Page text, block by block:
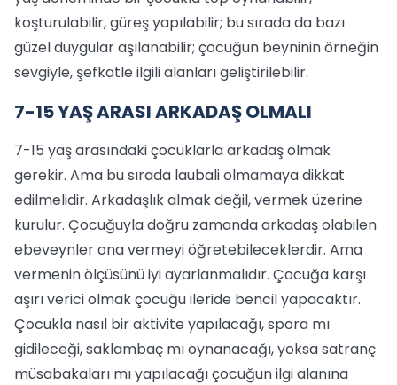
koşturulabilir, güreş yapılabilir; bu sırada da bazı
güzel duygular aşılanabilir; çocuğun beyninin örneğin
sevgiyle, şefkatle ilgili alanları geliştirilebilir.
7-15 YAŞ ARASI ARKADAŞ OLMALI
7-15 yaş arasındaki çocuklarla arkadaş olmak
gerekir. Ama bu sırada laubali olmamaya dikkat
edilmelidir. Arkadaşlık almak değil, vermek üzerine
kurulur. Çocuğuyla doğru zamanda arkadaş olabilen
ebeveynler ona vermeyi öğretebileceklerdir. Ama
vermenin ölçüsünü iyi ayarlanmalıdır. Çocuğa karşı
aşırı verici olmak çocuğu ileride bencil yapacaktır.
Çocukla nasıl bir aktivite yapılacağı, spora mı
gidileceği, saklambaç mı oynanacağı, yoksa satranç
müsabakaları mı yapılacağı çocuğun ilgi alanına